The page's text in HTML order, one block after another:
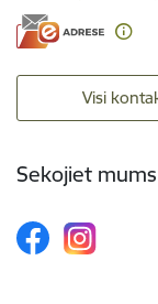
Visi
Sekojiet mums